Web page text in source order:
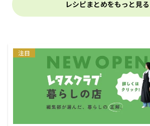
レシピまとめをもっと見る
注目